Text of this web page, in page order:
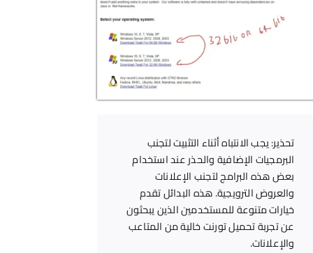
تحذير: يجب الانتباه أثناء التثبيت لتجنب
البرمجيات الإضافية والحذر عند استخدام
بعض هذه البرامج لتجنب الإعلانات
والعروض الترويجية. هذه البدائل تقدم
خيارات متنوعة للمستخدمين الذين يبحثون
عن تجربة تحميل تورنت خالية من المتاعب
والإعلانات.